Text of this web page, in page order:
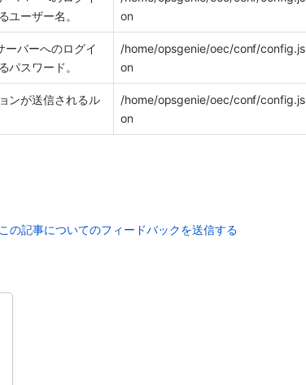
ユーザー名。
on
ーバーへのログイ
パスワード。
/home/opsgenie/oec/conf/config.js
on
ンが送信されるル
/home/opsgenie/oec/conf/config.js
on
この記事についてのフィードバックを送信する